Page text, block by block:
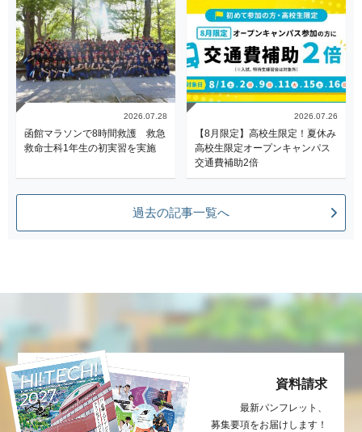
2026.07.28
函館マラソンで8時間救護 救急
救命士科1年生の初実習を実施
2026.07.26
【8月限定】高校生限定！夏休み
高校生限定オープンキャンパス
交通費補助2倍
過去の記事一覧へ
資料請求
最新パンフレット、
募集要項をお届け します！